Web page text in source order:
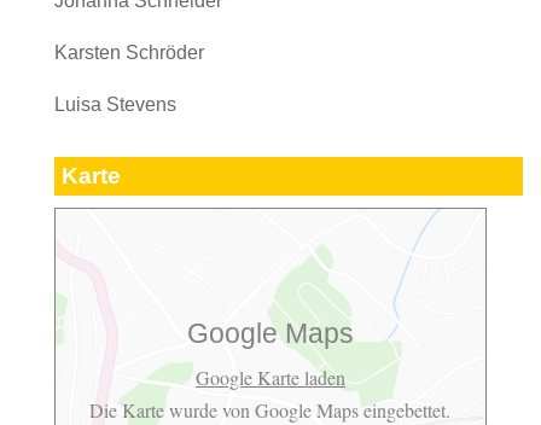
Karsten Schröder
Luisa Stevens
Karte
Google Maps
Google Karte laden
Die Karte wurde von Google Maps eingebettet.